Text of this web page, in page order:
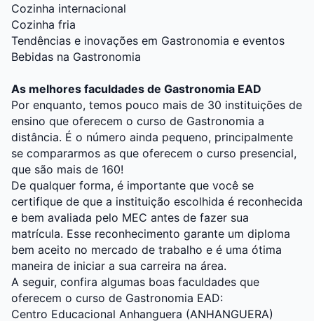
Cozinha internacional
Cozinha fria
Tendências e inovações em Gastronomia e eventos
Bebidas na Gastronomia
As melhores faculdades de Gastronomia EAD
Por enquanto, temos pouco mais de 30 instituições de
ensino que oferecem o curso de Gastronomia a
distância. É o número ainda pequeno, principalmente
se compararmos as que oferecem o curso presencial,
que são mais de 160!
De qualquer forma, é importante que você se
certifique de que a instituição escolhida é reconhecida
e bem avaliada pelo MEC antes de fazer sua
matrícula. Esse reconhecimento garante um diploma
bem aceito no mercado de trabalho e é uma ótima
maneira de iniciar a sua carreira na área.
A seguir, confira algumas boas faculdades que
oferecem o curso de Gastronomia EAD:
Centro Educacional Anhanguera (ANHANGUERA)